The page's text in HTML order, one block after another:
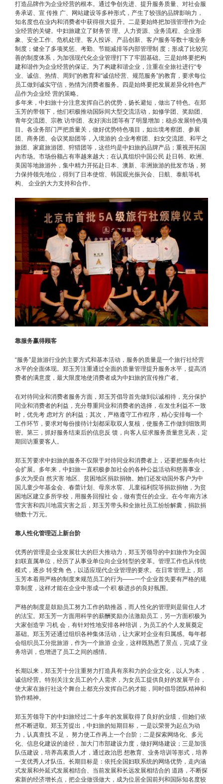
打造品牌作为企业经营的根本。通过争创先进、提升服务质量、对社会服
务承诺、宣 传推 广、网站建设等多种形式，产生了较强的品牌影响力，
知名度也在业内和消费者中获得很大提升。二是要始终把加强管理作为企
业经营的关键。中妇旅建立了财务管 理、人力资源、业务流程、企业形
象、安全工作、危机处理、客人投诉、产品创新、客户服务等数十项业务
制度；健全了多项奖惩、考勤、节能减排等内部管理制 度；形成了比较完
善的制度体系，为加强现代化企业管理打下了牢固基础。三是始终要把构
建和谐作为企业经营的保证。为了构建和谐企业，注重在全旅社进行“专
业、诚信、热情、周到”的教育和“诚信经营、规范服务”的教育，要求每位
员工做到诚实守信，热情为消费者服务。四是始终要把发展差异化特色产
品作为企业经 营的策略。
多年来，中妇旅十分注意发挥自己的优势，扬长避短，做出了特色。在郑
玉芳的带领下，他们积极推动国际间大型交流活动，如修学团、奖励团、
青年交流团、宗教 访华团、友好演出团等有了明显增加；稳步发展特色项
目。各业务部门严把质量关，做好优势特色项目，如出境考察团、参展
团、商务团、会议奖励团等，入境游的 企业考察团、妇女交流团、和平之
旅团、家庭旅游团、狩猎团等，这些均是中妇旅的品牌产品；重视开拓国
内市场。市场份额占有率越来越大；在认真组织中国公民 赴日韩、欧洲、
美国等地旅游外，集中精力开拓赴日本、澳新、非洲旅游的批发市场，努
力保持领先地位，得到了日本使馆、韩国观光振兴会、日航、泰航等机
构、 企业的大力支持和合作。
靠服务赢得顾客
“服务”是旅游行业的主要方式和基本活动，服务的质量是一个旅行社经营
水平的全面体现。郑玉芳注重通过全面的质量管理提升服务水平，提高消
费者的满意度，最大限度地使消费者成为中妇旅的宣传推广者。
在对待同业和消费者服务方面，郑玉芳倡导首先做到以诚相待，充分保护
同业和消费者的利益，充分尊重同业和消费者的选择，在发生利益不一致
时，优先考 虑对方 的利益；其次，严格遵守工作程序，精心安排每一个
工作环节，要求对每份接待计划都采取双人复核，使服务工作做到细致周
密。第三，抓好服务结束后的信息反 馈，向客人征求服务质量意见表，定
期回访重要客人。
郑玉芳要求中妇旅的服务不仅限于对待同业和消费者上，还要把服务向社
会扩展。多年来，中妇旅一直积极参加社会的各种公益活动和慈善事业，
多次为受自 然灾害 地区、贫困地区捐款捐物。她们还发动国外客户为中
国儿童少年基金会、春蕾计划、母亲水窖、儿童福利院等捐款捐物，为贫
困地区建立多所学校，用服务回报社 会，做有责任的企业。在今年南方冰
雪灾害和四川地震灾害之后，郑玉芳带头和全旅社员工纷纷解囊，捐款捐
物数十万元。
靠人性化管理迈上新台阶
优秀的管理是企业发展壮大的巨大推动力，郑玉芳领导的中妇旅作为全国
妇联直属单位，经历了从事业单位向企业转型的变革。管理工作也从传统
模式，逐步 转变角 色，以适应现代企业管理的要求。在日常管理上，郑
玉芳本着用严格的制度来规范员工的行为——一个企业首先要有严格的规
章制度，这样才能在企业中形成一个积 极进步的良好氛围。
严格的制度是鼓励员工努力工作的助推器，而人性化的管理则是留住人才
的法宝。郑玉芳一方面用科学的薪酬奖励办法激励员工，另一方面积极为
大家创造学 习机 会，有针对性地安排各种培训，为员工的个人发展奠定
基础。郑玉芳还通过组织各种集体活动，让大家对企业有归属感。每年都
会组织员工分批旅游，作为一个旅游 企业，这样既熟悉了景点，完成了业
务培训，也增进了员工之间的感情。
长期以来，郑玉芳十分注重努力打造具有亲和力的企业文化，以人为本，
诚信经营。特别关注女员工的个人需求，为女员工提供良好的发展平台，
使大家在旅行社这个舞台上都充分发挥自己的才能，同时倡导团队精神和
协作精神。
郑玉芳领导下的中妇旅经过二十多年的发展取得了良好的业绩，但她们依
然不断进取。郑玉芳提出，中妇旅的短期目标，一是以荣誉为起点为动
力，认真查找 不足， 努力使工作再上一个台阶；二是探索网络化、多元
化、信息化建设的途径，加大门市部建设力度，做好网络建设；三是加强
队伍建设，培养高素质人才，通过政治思 想教育、业务培训等形式，培养
一支优秀人才队伍。长期目标是：依托全国妇联系统的网络优势，走内涵
式发展和外延式发展相结合、当前发展和长远发展相结合的 道路，不断探
索新的经济增长点，把企业做强做大，成为位居全国前列和国际知名度较